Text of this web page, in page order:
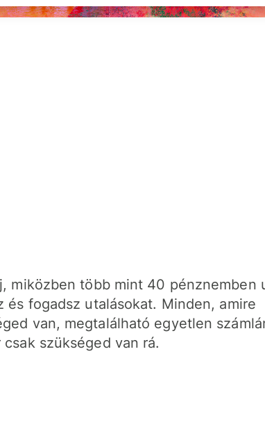
miközben több mint 40 pénznemben
és fogadsz utalásokat. Minden, amire
van, megtalálható egyetlen
csak szükséged van rá.